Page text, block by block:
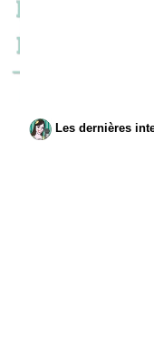
Les dernières